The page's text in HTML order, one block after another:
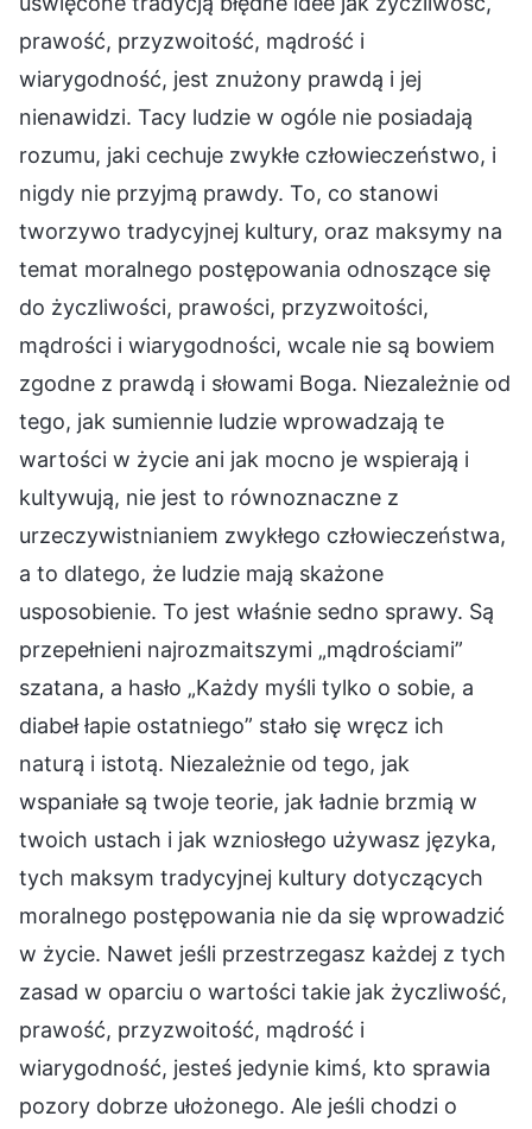
prawość, przyzwoitość, mądrość i
wiarygodność, jest znużony prawdą i jej
nienawidzi. Tacy ludzie w ogóle nie posiadają
rozumu, jaki cechuje zwykłe człowieczeństwo, i
nigdy nie przyjmą prawdy. To, co stanowi
tworzywo tradycyjnej kultury, oraz maksymy na
temat moralnego postępowania odnoszące się
do życzliwości, prawości, przyzwoitości,
mądrości i wiarygodności, wcale nie są bowiem
zgodne z prawdą i słowami Boga. Niezależnie od
tego, jak sumiennie ludzie wprowadzają te
wartości w życie ani jak mocno je wspierają i
kultywują, nie jest to równoznaczne z
urzeczywistnianiem zwykłego człowieczeństwa,
a to dlatego, że ludzie mają skażone
usposobienie. To jest właśnie sedno sprawy. Są
przepełnieni najrozmaitszymi „mądrościami”
szatana, a hasło „Każdy myśli tylko o sobie, a
diabeł łapie ostatniego” stało się wręcz ich
naturą i istotą. Niezależnie od tego, jak
wspaniałe są twoje teorie, jak ładnie brzmią w
twoich ustach i jak wzniosłego używasz języka,
tych maksym tradycyjnej kultury dotyczących
moralnego postępowania nie da się wprowadzić
w życie. Nawet jeśli przestrzegasz każdej z tych
zasad w oparciu o wartości takie jak życzliwość,
prawość, przyzwoitość, mądrość i
wiarygodność, jesteś jedynie kimś, kto sprawia
pozory dobrze ułożonego. Ale jeśli chodzi o